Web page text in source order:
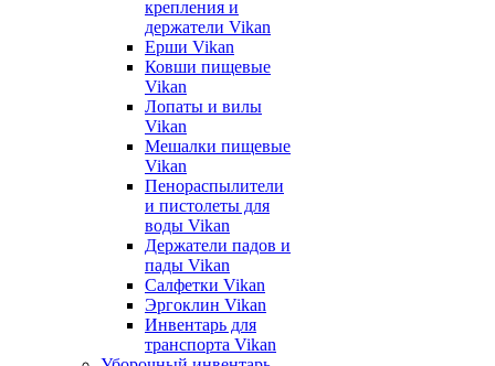
крепления и
держатели Vikan
Ерши Vikan
Ковши пищевые
Vikan
Лопаты и вилы
Vikan
Мешалки пищевые
Vikan
Пенораспылители
и пистолеты для
воды Vikan
Держатели падов и
пады Vikan
Салфетки Vikan
Эргоклин Vikan
Инвентарь для
транспорта Vikan